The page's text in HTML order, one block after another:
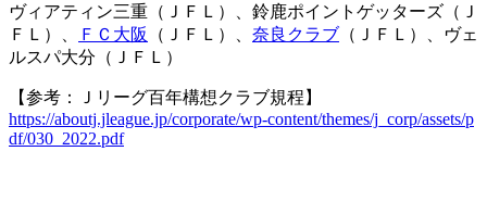
ヴィアティン三重（ＪＦＬ）、鈴鹿ポイントゲッターズ（Ｊ
ＦＬ）、
ＦＣ大阪 （ＪＦＬ）、 奈良クラブ （ＪＦＬ）、ヴェ
ルスパ大分（ＪＦＬ）
【参考：Ｊリーグ百年構想クラブ規程】
https://aboutj.jleague.jp/corporate/wp-content/themes/j_corp/assets/p
df/030_2022.pdf